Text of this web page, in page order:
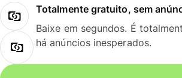
Totalmente gratuito, sem
Baixe em segundos. É
há anúncios inesperados.